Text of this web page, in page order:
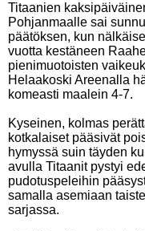
Titaanien
Pohjanmaalle sai
päätöksen, kun
vuotta kestäneen
pienimuotoisten
Helaakoski Areenalla
komeasti maalein 4-7.
Kyseinen, kolmas
kotkalaiset pääsivät
hymyssä suin täyden
avulla Titaanit pystyi
pudotuspeleihin
samalla asemiaan
sarjassa.